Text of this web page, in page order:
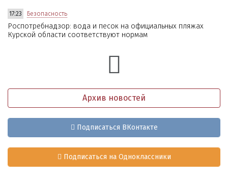
17:23 Безопасность
Роспотребнадзор: вода и песок на официальных пляжах
Курской области соответствуют нормам
Архив новостей
Подписаться ВКонтакте
Подписаться на Одноклассники